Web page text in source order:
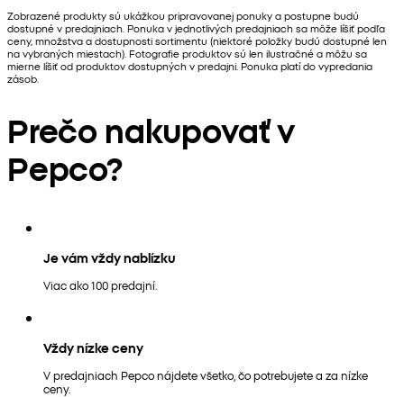
Zobrazené produkty sú ukážkou pripravovanej ponuky a postupne budú
dostupné v predajniach. Ponuka v jednotlivých predajniach sa môže líšiť podľa
ceny, množstva a dostupnosti sortimentu (niektoré položky budú dostupné len
na vybraných miestach). Fotografie produktov sú len ilustračné a môžu sa
mierne líšiť od produktov dostupných v predajni. Ponuka platí do vypredania
zásob.
Prečo nakupovať v
Pepco?
Je vám vždy nablízku
Viac ako 100 predajní.
Vždy nízke ceny
V predajniach Pepco nájdete všetko, čo potrebujete a za nízke
ceny.